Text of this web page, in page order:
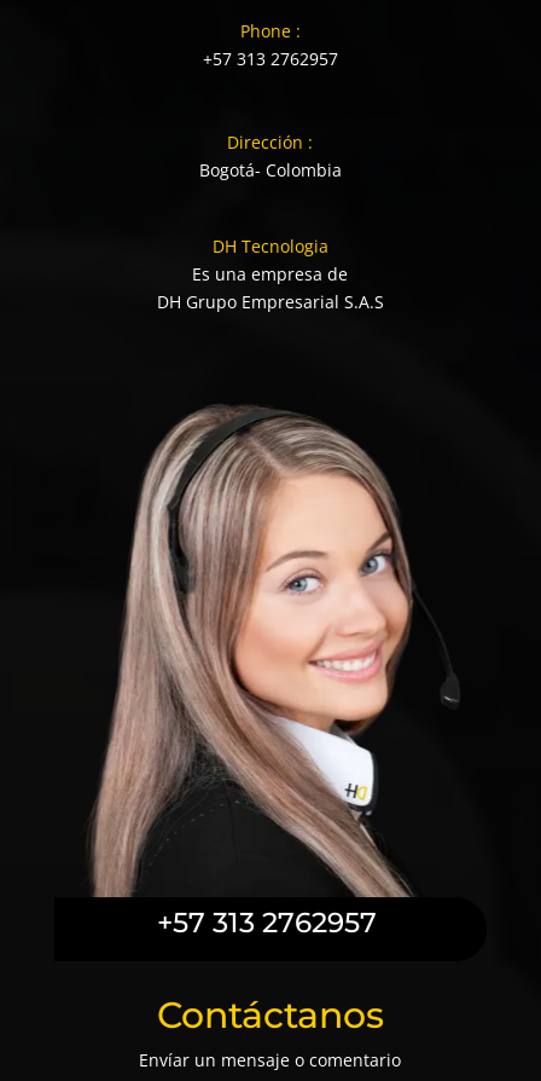
Phone :
+57 313 2762957
Dirección :
Bogotá- Colombia
DH Tecnologia
Es una empresa de
DH Grupo Empresarial S.A.S
+57 313 2762957
Contáctanos
Envíar un mensaje o comentario